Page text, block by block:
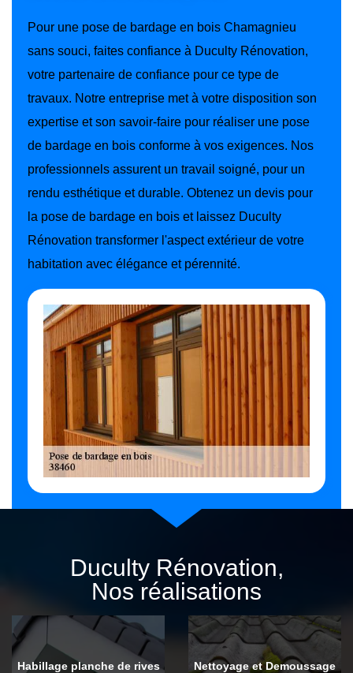
Pour une pose de bardage en bois Chamagnieu
sans souci, faites confiance à Duculty Rénovation,
votre partenaire de confiance pour ce type de
travaux. Notre entreprise met à votre disposition son
expertise et son savoir-faire pour réaliser une pose
de bardage en bois conforme à vos exigences. Nos
professionnels assurent un travail soigné, pour un
rendu esthétique et durable. Obtenez un devis pour
la pose de bardage en bois et laissez Duculty
Rénovation transformer l'aspect extérieur de votre
habitation avec élégance et pérennité.
Duculty Rénovation,
Nos réalisations
Habillage planche de rives
Nettoyage et Demoussage